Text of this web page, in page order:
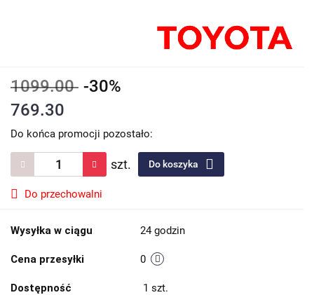
1099.00 -30%
769.30
Do końca promocji pozostało:
szt. Do koszyka
Do przechowalni
Wysyłka w ciągu 24 godzin
Cena przesyłki 0
Dostępność 1 szt.